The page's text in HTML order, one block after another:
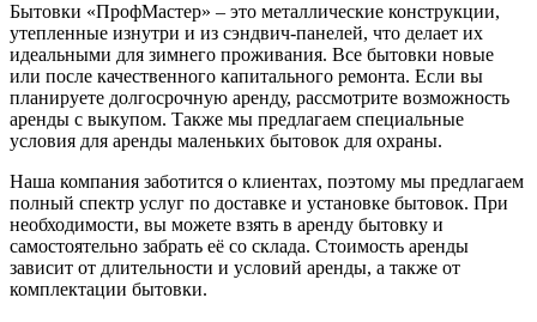
Бытовки «ПрофМастер» – это металлические конструкции,
утепленные изнутри и из сэндвич-панелей, что делает их
идеальными для зимнего проживания. Все бытовки новые
или после качественного капитального ремонта. Если вы
планируете долгосрочную аренду, рассмотрите возможность
аренды с выкупом. Также мы предлагаем специальные
условия для аренды маленьких бытовок для охраны.
Наша компания заботится о клиентах, поэтому мы предлагаем
полный спектр услуг по доставке и установке бытовок. При
необходимости, вы можете взять в аренду бытовку и
самостоятельно забрать её со склада. Стоимость аренды
зависит от длительности и условий аренды, а также от
комплектации бытовки.